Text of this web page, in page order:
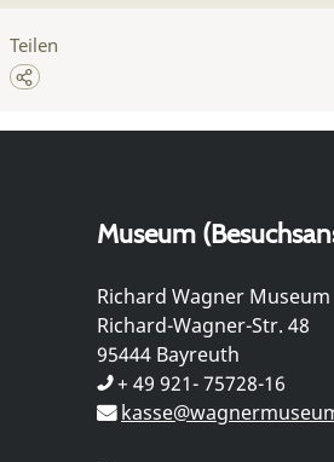
Teilen
Museum
Richard Wagner Museum
Richard-Wagner-Str. 48
95444 Bayreuth
+ 49 921- 75728-16